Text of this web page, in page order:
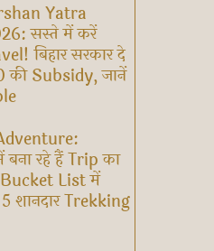
Yatra
सस्ते में करें
बिहार सरकार दे
की Subsidy, जानें
रहे हैं Trip का
Bucket List में
शानदार Trekking